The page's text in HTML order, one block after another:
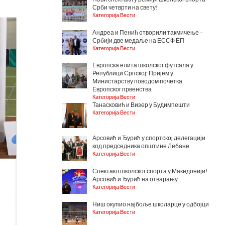
Срби четврти на свету!
Категорија Вести
Андреа и Пенић отворили такмичење –
Србији две медаље на ЕССФ ЕП
Категорија Вести
Европска елита школског футсала у
Републици Српској: Пријем у
Министарству поводом почетка
Европског првенства
Категорија Вести
Танасковић и Визер у Будимпешти
Категорија Вести
Арсовић и Ђурић у спортској делегацији
код председника општине Лебане
Категорија Вести
Спектакл школског спорта у Македонији!
Арсовић и Ђурић на отварању
Категорија Вести
Ниш окупио најбоље школарце у одбојци
Категорија Вести